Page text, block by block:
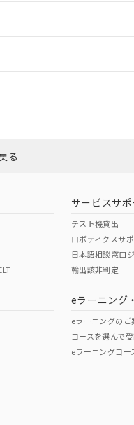
カ
この製品の規格認証/適合
証はこちらのページからご
る
サービスサポ
テスト機貸出
ロボティクスサ
日本語相談窓口
輸出該非判定
eラーニング
eラーニングのご
コースを選んで
eラーニングコー